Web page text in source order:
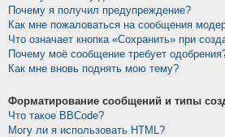
Почему я получил предупреждение?
Как мне пожаловаться на сообщения
Что означает кнопка «Сохранить» при
Почему моё сообщение требует
Как мне вновь поднять мою тему?
Форматирование сообщений и типы
Что такое BBCode?
Могу ли я использовать HTML?